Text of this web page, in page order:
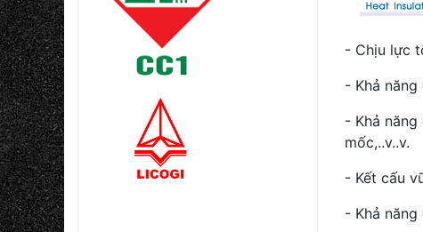
- Chịu lực
- Khả
- Khả
mốc,..v..v.
- Kết cấu
- Khả